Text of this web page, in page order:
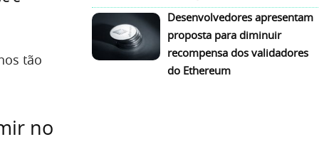
tão
no
Desenvolvedores apresentam
proposta para diminuir
recompensa dos validadores
do Ethereum